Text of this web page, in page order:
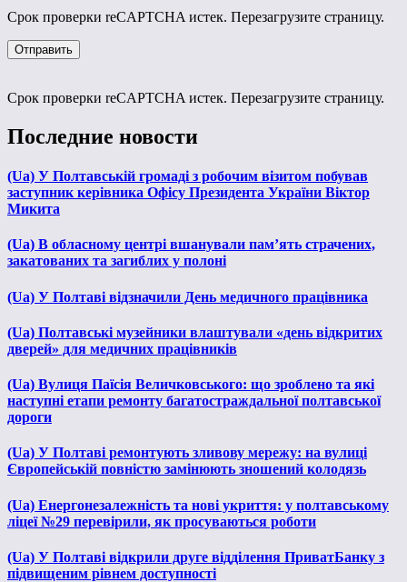
Срок проверки reCAPTCHA истек. Перезагрузите страницу.
Срок проверки reCAPTCHA истек. Перезагрузите страницу.
Последние новости
(Ua) У Полтавській громаді з робочим візитом побував
заступник керівника Офісу Президента України Віктор
Микита
(Ua) В обласному центрі вшанували пам’ять страчених,
закатованих та загиблих у полоні
(Ua) У Полтаві відзначили День медичного працівника
(Ua) Полтавські музейники влаштували «день відкритих
дверей» для медичних працівників
(Ua) Вулиця Паїсія Величковського: що зроблено та які
наступні етапи ремонту багатостраждальної полтавської
дороги
(Ua) У Полтаві ремонтують зливову мережу: на вулиці
Європейській повністю замінюють зношений колодязь
(Ua) Енергонезалежність та нові укриття: у полтавському
ліцеї №29 перевірили, як просуваються роботи
(Ua) У Полтаві відкрили друге відділення ПриватБанку з
підвищеним рівнем доступності